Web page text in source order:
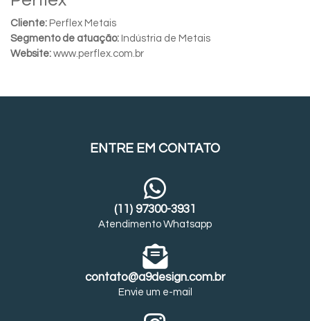
Cliente: Perflex Metais
Segmento de atuação: Indústria de Metais
Website: www.perflex.com.br
ENTRE EM CONTATO
(11) 97300-3931
Atendimento Whatsapp
contato@a9design.com.br
Envie um e-mail